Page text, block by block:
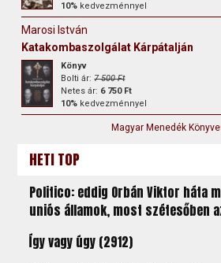
10% kedvezménnyel
Marosi István
Katakombaszolgálat Kárpátalján
Könyv
Bolti ár:7 500 Ft
Netes ár: 6 750 Ft
10% kedvezménnyel
Magyar Menedék
HETI TOP
Politico: eddig Orbán Viktor háta
uniós államok, most szétesőben
Így vagy úgy (2912)